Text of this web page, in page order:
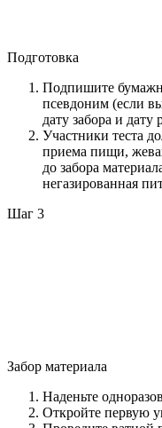
Подготовка
Подпишите
псевдоним (если
дату забора и дату
Участники теста
приема пищи,
до забора
негазированная
Шаг 3
Забор материала
Наденьте
Откройте первую